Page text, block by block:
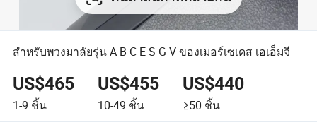
สำหรับพวงมาลัยรุ่น A B C E S G V ของเมอร์เซเดส เอเอ็มจี
US$465
1-9 ชิ้น
US$455
10-49 ชิ้น
US$440
≥50 ชิ้น